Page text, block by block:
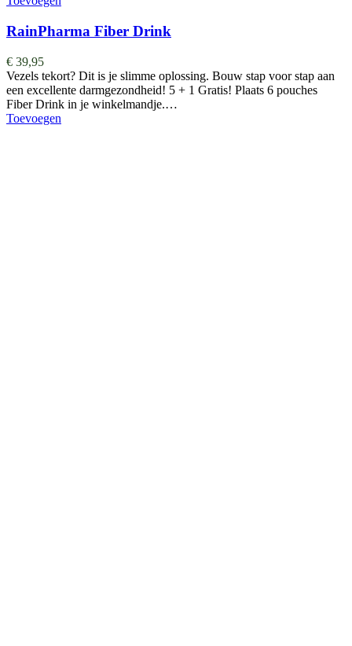
RainPharma Fiber Drink
€ 39,95
Vezels tekort? Dit is je slimme oplossing. Bouw stap voor stap aan
een excellente darmgezondheid! 5 + 1 Gratis! Plaats 6 pouches
Fiber Drink in je winkelmandje.…
Toevoegen